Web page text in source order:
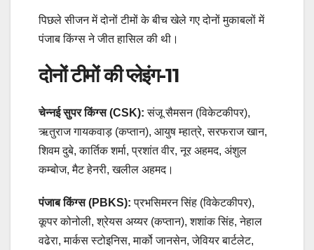
पिछले सीजन में दोनों टीमों के बीच खेले गए दोनों मुकाबलों में
पंजाब किंग्स ने जीत हासिल की थी।
दोनों टीमों की प्लेइंग-11
चेन्नई सुपर किंग्स (CSK): संजू सैमसन (विकेटकीपर),
ऋतुराज गायकवाड़ (कप्तान), आयुष म्हात्रे, सरफराज खान,
शिवम दुबे, कार्तिक शर्मा, प्रशांत वीर, नूर अहमद, अंशुल
कम्बोज, मैट हेनरी, खलील अहमद।
पंजाब किंग्स (PBKS): प्रभसिमरन सिंह (विकेटकीपर),
कूपर कोनोली, श्रेयस अय्यर (कप्तान), शशांक सिंह, नेहाल
वढेरा, मार्कस स्टोइनिस, मार्को जानसेन, जेवियर बार्टलेट,